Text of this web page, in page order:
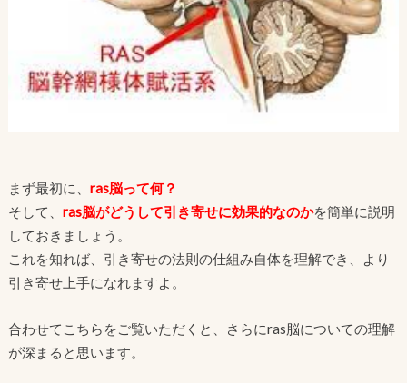
まず最初に、 ras脳って何？
そして、 ras脳がどうして引き寄せに効果的なのかを簡単に説明
しておきましょう。
これを知れば、引き寄せの法則の仕組み自体を理解でき、より
引き寄せ上手になれますよ。
合わせてこちらをご覧いただくと、さらにras脳についての理解
が深まると思います。